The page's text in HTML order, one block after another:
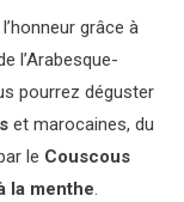
grâce à
l’Arabesque-
pourrez déguster
et marocaines, du
le Couscous
la menthe.